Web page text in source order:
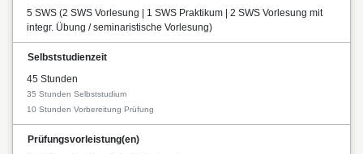
5 SWS (2 SWS Vorlesung | 1 SWS Praktikum | 2 SWS Vorlesung mit
integr. Übung / seminaristische Vorlesung)
Selbststudienzeit
45 Stunden
35 Stunden Selbststudium
10 Stunden Vorbereitung Prüfung
Prüfungsvorleistung(en)